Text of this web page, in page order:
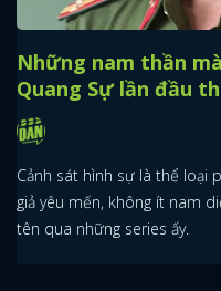
Những nam thần
Quang Sự lần đầu
Cảnh sát hình sự là thể loại
giả yêu mến, không ít nam
tên qua những series ấy.